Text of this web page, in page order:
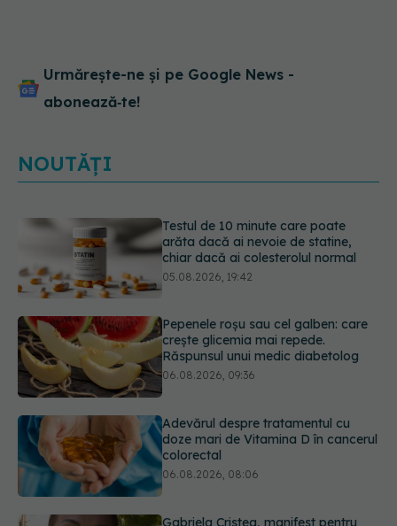
circumstanțe, inclusiv,
emoționale
Urmărește-ne și pe Google News -
abonează‑te!
NOUTĂȚI
Testul de 10 minute care poate
arăta dacă ai nevoie de statine,
chiar dacă ai colesterolul normal
05.08.2026, 19:42
Pepenele roșu sau cel galben: care
crește glicemia mai repede.
Răspunsul unui medic diabetolog
06.08.2026, 09:36
Adevărul despre tratamentul cu
doze mari de Vitamina D în cancerul
colorectal
06.08.2026, 08:06
Gabriela Cristea, manifest pentru